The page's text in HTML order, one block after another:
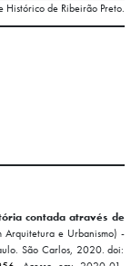
Histórico de Ribeirão Preto.
contada através de
e Urbanismo) -
São Carlos, 2020. doi: